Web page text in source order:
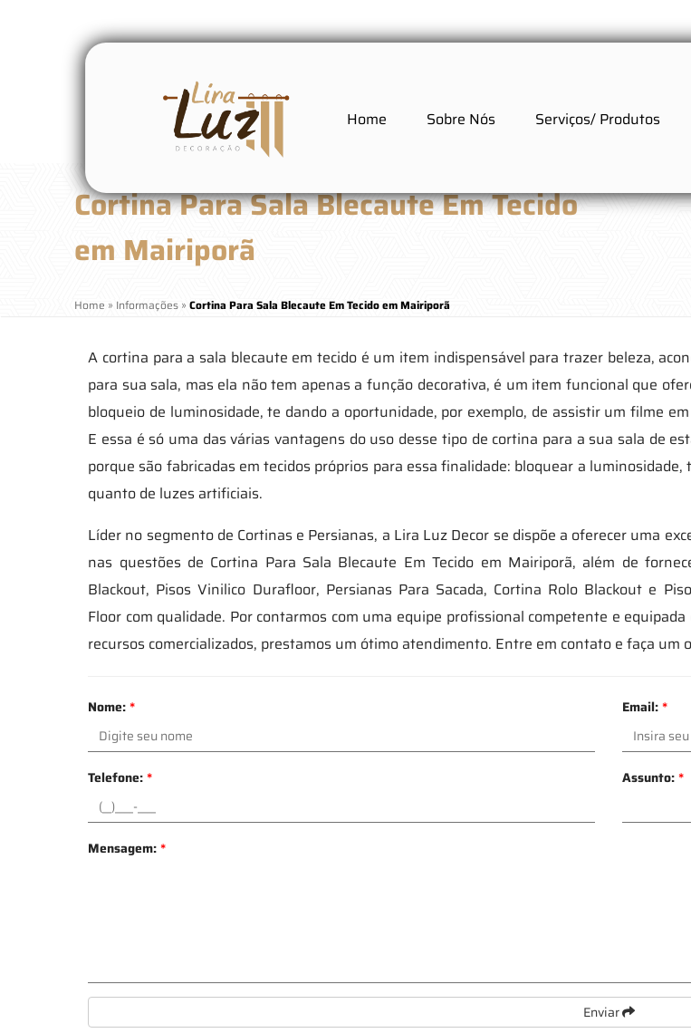
Home Sobre Nós Serviços/ Produtos
Cortina Para Sala Blecaute Em Tecido
em Mairiporã
Home » Informações »Cortina Para Sala Blecaute Em Tecido em Mairiporã
A cortina para a sala blecaute em tecido é um item indispensável para trazer beleza,
para sua sala, mas ela não tem apenas a função decorativa, é um item funcional que
bloqueio de luminosidade, te dando a oportunidade, por exemplo, de assistir um filme
E essa é só uma das várias vantagens do uso desse tipo de cortina para a sua sala de
porque são fabricadas em tecidos próprios para essa finalidade: bloquear a
quanto de luzes artificiais.
Líder no segmento de Cortinas e Persianas, a Lira Luz Decor se dispõe a oferecer uma
nas questões de Cortina Para Sala Blecaute Em Tecido em Mairiporã, além de
Blackout, Pisos Vinilico Durafloor, Persianas Para Sacada, Cortina Rolo Blackout e
Floor com qualidade. Por contarmos com uma equipe profissional competente e
recursos comercializados, prestamos um ótimo atendimento. Entre em contato e faça um
Nome:* Email:*
Telefone:* Assunto:*
Mensagem:*
Enviar